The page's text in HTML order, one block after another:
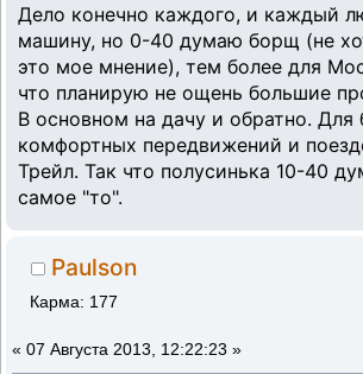
Дело конечно каждого, и каждый
машину, но 0-40 думаю борщ (не
это мое мнение), тем более для
что планирую не ощень большие
В основном на дачу и обратно. Для
комфортных передвижений и
Трейл. Так что полусинька 10-40
самое "то".
Paulson
Карма: 177
« 07 Августа 2013, 12:22:23 »